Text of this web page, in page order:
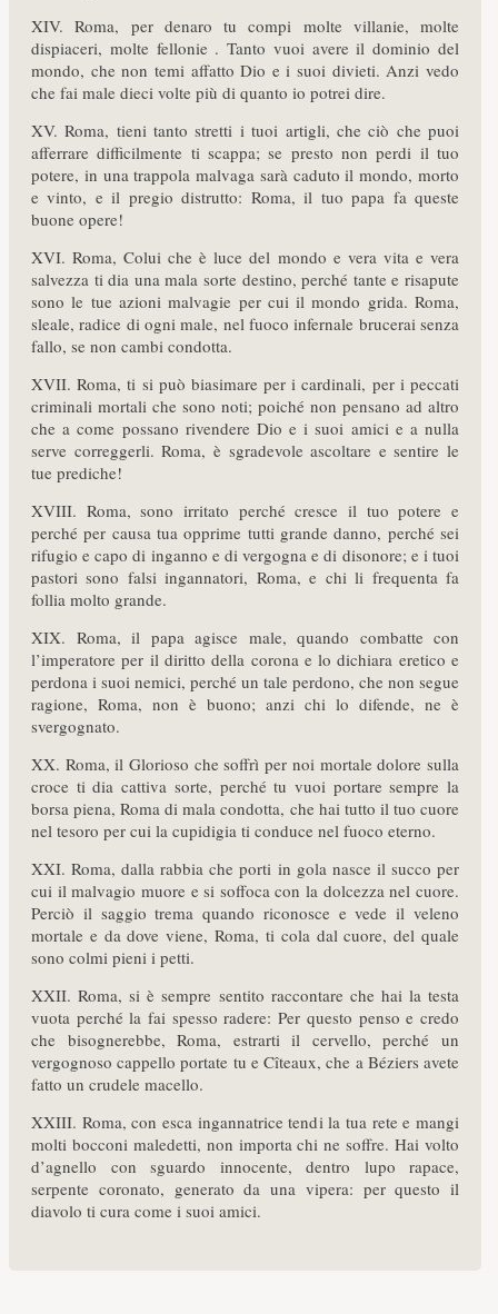
XIV. Roma, per denaro tu compi molte villanie, molte
dispiaceri, molte fellonie . Tanto vuoi avere il dominio del
mondo, che non temi affatto Dio e i suoi divieti. Anzi vedo
che fai male dieci volte più di quanto io potrei dire.
XV. Roma, tieni tanto stretti i tuoi artigli, che ciò che puoi
afferrare difficilmente ti scappa; se presto non perdi il tuo
potere, in una trappola malvaga sarà caduto il mondo, morto
e vinto, e il pregio distrutto: Roma, il tuo papa fa queste
buone opere!
XVI. Roma, Colui che è luce del mondo e vera vita e vera
salvezza ti dia una mala sorte destino, perché tante e risapute
sono le tue azioni malvagie per cui il mondo grida. Roma,
sleale, radice di ogni male, nel fuoco infernale brucerai senza
fallo, se non cambi condotta.
XVII. Roma, ti si può biasimare per i cardinali, per i peccati
criminali mortali che sono noti; poiché non pensano ad altro
che a come possano rivendere Dio e i suoi amici e a nulla
serve correggerli. Roma, è sgradevole ascoltare e sentire le
tue prediche!
XVIII. Roma, sono irritato perché cresce il tuo potere e
perché per causa tua opprime tutti grande danno, perché sei
rifugio e capo di inganno e di vergogna e di disonore; e i tuoi
pastori sono falsi ingannatori, Roma, e chi li frequenta fa
follia molto grande.
XIX. Roma, il papa agisce male, quando combatte con
l’imperatore per il diritto della corona e lo dichiara eretico e
perdona i suoi nemici, perché un tale perdono, che non segue
ragione, Roma, non è buono; anzi chi lo difende, ne è
svergognato.
XX. Roma, il Glorioso che soffrì per noi mortale dolore sulla
croce ti dia cattiva sorte, perché tu vuoi portare sempre la
borsa piena, Roma di mala condotta, che hai tutto il tuo cuore
nel tesoro per cui la cupidigia ti conduce nel fuoco eterno.
XXI. Roma, dalla rabbia che porti in gola nasce il succo per
cui il malvagio muore e si soffoca con la dolcezza nel cuore.
Perciò il saggio trema quando riconosce e vede il veleno
mortale e da dove viene, Roma, ti cola dal cuore, del quale
sono colmi pieni i petti.
XXII. Roma, si è sempre sentito raccontare che hai la testa
vuota perché la fai spesso radere: Per questo penso e credo
che bisognerebbe, Roma, estrarti il cervello, perché un
vergognoso cappello portate tu e Cîteaux, che a Béziers avete
fatto un crudele macello.
XXIII. Roma, con esca ingannatrice tendi la tua rete e mangi
molti bocconi maledetti, non importa chi ne soffre. Hai volto
d’agnello con sguardo innocente, dentro lupo rapace,
serpente coronato, generato da una vipera: per questo il
diavolo ti cura come i suoi amici.